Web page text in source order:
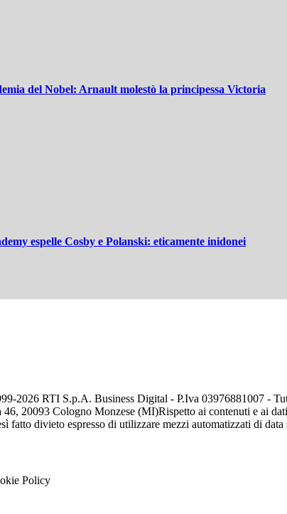
del Nobel: Arnault molestò la principessa Victoria
espelle Cosby e Polanski: eticamente inidonei
2026 RTI S.p.A. Business Digital - P.Iva 03976881007 -
20093 Cologno Monzese (MI)Rispetto ai contenuti e ai
fatto divieto espresso di utilizzare mezzi automatizzati di data
Policy